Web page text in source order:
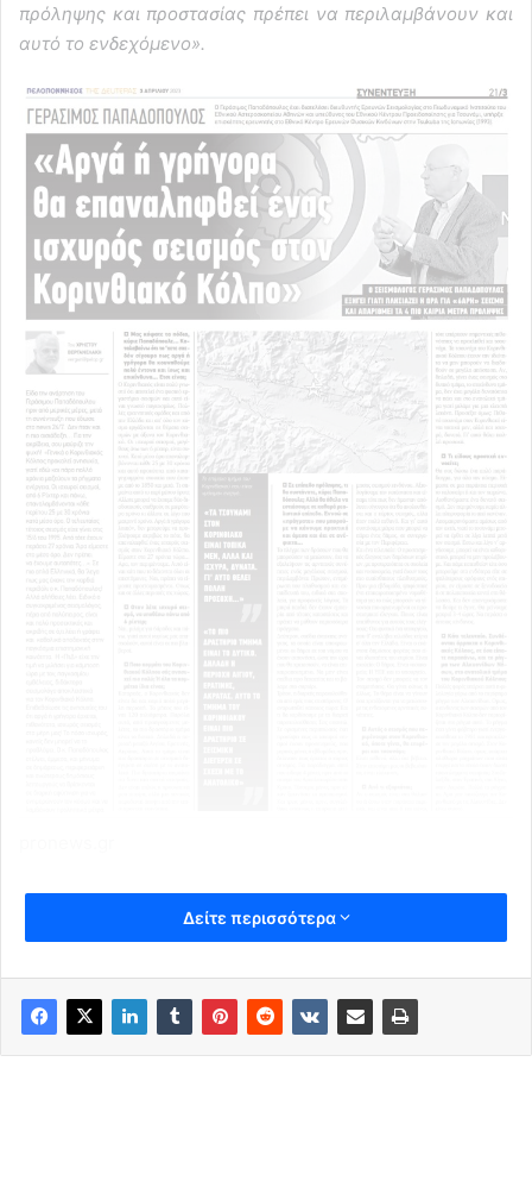
πρόληψης και προστασίας πρέπει να περιλαμβάνουν και
αυτό το ενδεχόμενο».
Δείτε περισσότερα